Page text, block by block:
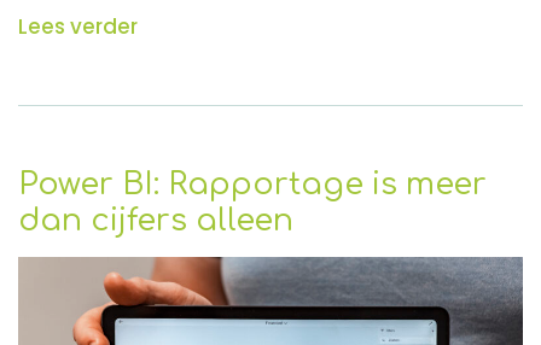
Lees verder
Power BI: Rapportage is meer
dan cijfers alleen